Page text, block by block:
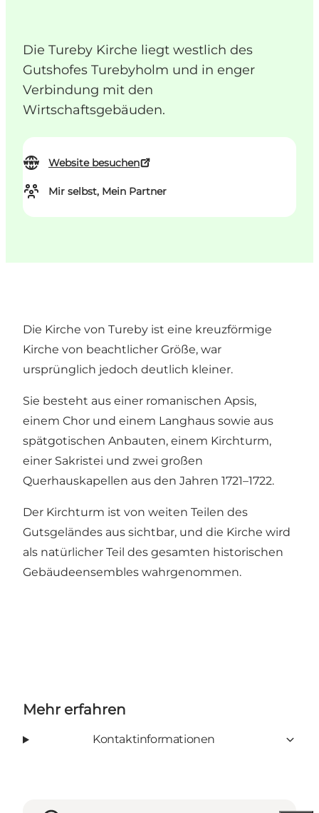
Die Tureby Kirche liegt westlich des
Gutshofes Turebyholm und in enger
Verbindung mit den
Wirtschaftsgebäuden.
Website besuchen
Mir selbst, Mein Partner
Die Kirche von Tureby ist eine kreuzförmige
Kirche von beachtlicher Größe, war
ursprünglich jedoch deutlich kleiner.
Sie besteht aus einer romanischen Apsis,
einem Chor und einem Langhaus sowie aus
spätgotischen Anbauten, einem Kirchturm,
einer Sakristei und zwei großen
Querhauskapellen aus den Jahren 1721–1722.
Der Kirchturm ist von weiten Teilen des
Gutsgeländes aus sichtbar, und die Kirche wird
als natürlicher Teil des gesamten historischen
Gebäudeensembles wahrgenommen.
Mehr erfahren
Kontaktinformationen